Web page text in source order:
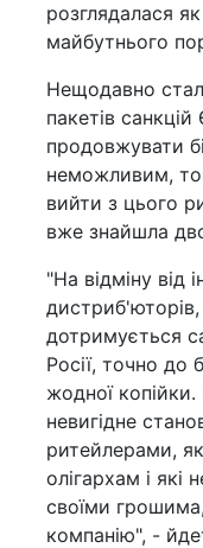
розглядалася
майбутнього
Нещодавно
пакетів
продовжувати
неможливим,
вийти з цього
вже знайшла
"На відміну від
дотримується
Росії, точно до
жодної копійки.
невигідне
ритейлерами,
олігархам і які
своїми
компанію", -